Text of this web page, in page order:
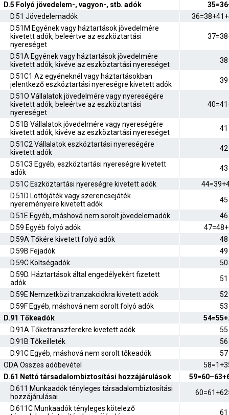
D.5 Folyó jövedelem-, vagyon-, stb. adók
D.51 Jövedelemadók
D.51M Egyének vagy háztartások jövedelmére
kivetett adók, beleértve az eszköztartási
nyereséget
D.51A Egyének vagy háztartások jövedelmére
kivetett adók, kivéve az eszköztartási nyereséget
38
D.51C1 Az egyéneknél vagy háztartásokban
jelentkező eszköztartási nyereségre kivetett adók
39
D.51O Vállalatok jövedelmére vagy nyereségére
kivetett adók, beleértve az eszköztartási
nyereséget
D.51B Vállalatok jövedelmére vagy nyereségére
kivetett adók, kivéve az eszköztartási nyereséget
41
D.51C2 Vállalatok eszköztartási nyereségére
kivetett adók
42
D.51C3 Egyéb, eszköztartási nyereségre kivetett
adók
43
D.51C Eszköztartási nyereségre kivetett adók
D.51D Lottójáték vagy szerencsejáték
nyereményeire kivetett adók
45
D.51E Egyéb, máshová nem sorolt jövedelemadók
46
D.59 Egyéb folyó adók
D.59A Tőkére kivetett folyó adók
48
D.59B Fejadók
49
D.59C Költségadók
50
D.59D. Háztartások által engedélyekért fizetett
adók
51
D.59E Nemzetközi tranzakciókra kivetett adók
52
D.59F Egyéb, máshová nem sorolt folyó adók
53
D.91 Tőkeadók
D.91A Tőketranszferekre kivetett adók
55
D.91B Tőkeilleték
56
D.91C Egyéb, máshová nem sorolt tőkeadók
57
ODA Összes adóbevétel
D.61 Nettó társadalombiztosítási hozzájárulások
D.611 Munkaadók tényleges társadalombiztosítási
hozzájárulásai
D.611C Munkaadók tényleges kötelező
61